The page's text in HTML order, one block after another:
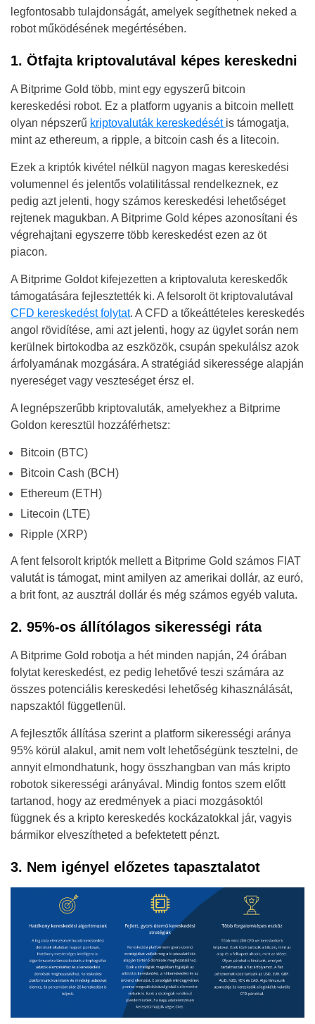
legfontosabb tulajdonságát, amelyek segíthetnek neked a
robot működésének megértésében.
1. Ötfajta kriptovalutával képes kereskedni
A Bitprime Gold több, mint egy egyszerű bitcoin
kereskedési robot. Ez a platform ugyanis a bitcoin mellett
olyan népszerű kriptovaluták kereskedését is támogatja,
mint az ethereum, a ripple, a bitcoin cash és a litecoin.
Ezek a kriptók kivétel nélkül nagyon magas kereskedési
volumennel és jelentős volatilitással rendelkeznek, ez
pedig azt jelenti, hogy számos kereskedési lehetőséget
rejtenek magukban. A Bitprime Gold képes azonosítani és
végrehajtani egyszerre több kereskedést ezen az öt
piacon.
A Bitprime Goldot kifejezetten a kriptovaluta kereskedők
támogatására fejlesztették ki. A felsorolt öt kriptovalutával
CFD kereskedést folytat. A CFD a tőkeáttételes kereskedés
angol rövidítése, ami azt jelenti, hogy az ügylet során nem
kerülnek birtokodba az eszközök, csupán spekulálsz azok
árfolyamának mozgására. A stratégiád sikeressége alapján
nyereséget vagy veszteséget érsz el.
A legnépszerűbb kriptovaluták, amelyekhez a Bitprime
Goldon keresztül hozzáférhetsz:
Bitcoin (BTC)
Bitcoin Cash (BCH)
Ethereum (ETH)
Litecoin (LTE)
Ripple (XRP)
A fent felsorolt kriptók mellett a Bitprime Gold számos FIAT
valutát is támogat, mint amilyen az amerikai dollár, az euró,
a brit font, az ausztrál dollár és még számos egyéb valuta.
2. 95%-os állítólagos sikerességi ráta
A Bitprime Gold robotja a hét minden napján, 24 órában
folytat kereskedést, ez pedig lehetővé teszi számára az
összes potenciális kereskedési lehetőség kihasználását,
napszaktól függetlenül.
A fejlesztők állítása szerint a platform sikerességi aránya
95% körül alakul, amit nem volt lehetőségünk tesztelni, de
annyit elmondhatunk, hogy összhangban van más kripto
robotok sikerességi arányával. Mindig fontos szem előtt
tartanod, hogy az eredmények a piaci mozgásoktól
függnek és a kripto kereskedés kockázatokkal jár, vagyis
bármikor elveszítheted a befektetett pénzt.
3. Nem igényel előzetes tapasztalatot